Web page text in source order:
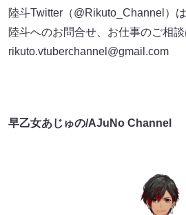
陸斗Twitter（@Rikuto_Channel）は
陸斗へのお問合せ、お仕事のご相
rikuto.vtuberchannel@gmail.com
早乙女あじゅの/AJuNo Channel